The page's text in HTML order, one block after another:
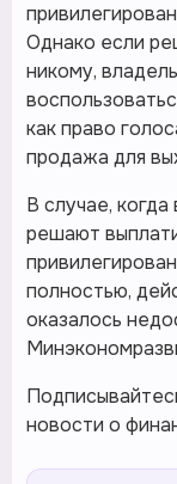
Однако если
никому,
как право
продажа для
В случае,
решают
полностью,
оказалось
новости о